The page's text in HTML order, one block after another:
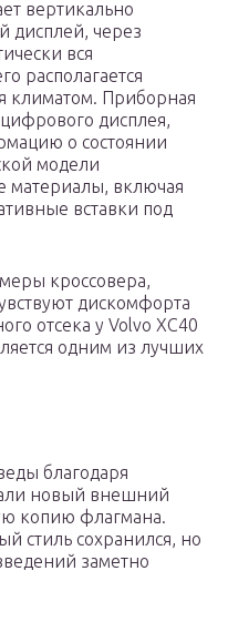
вертикально
дисплей, через
вся
располагается
климатом. Приборная
дисплея,
о состоянии
модели
материалы, включая
вставки под
кроссовера,
дискомфорта
отсека у Volvo XC40
одним из лучших
благодаря
новый внешний
копию флагмана.
стиль сохранился, но
заметно